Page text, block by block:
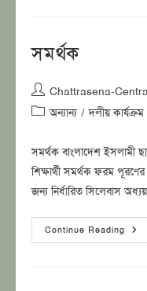
সমর্থক
Post
author:
Chattrasena-
Postঅন্যান্য / দলীয় কার্যক্রম
সমর্থক বাংলাদেশ ইসলামী
শিক্ষার্থী সমর্থক ফরম
জন্য নির্ধারিত সিলেবাস
Continue Reading